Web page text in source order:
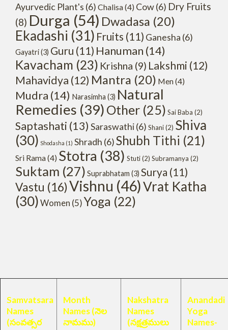
Ayurvedic Plant's (6) Chalisa(4) Cow(6) Dry Fruits
(8) Durga (54) Dwadasa (20)
Ekadashi (31) Fruits (11) Ganesha (6)
Gayatri(3) Guru (11) Hanuman (14)
Kavacham (23) Krishna (9) Lakshmi (12)
Mahavidya (12) Mantra (20) Men(4)
Mudra (14) Narasimha (3) Natural
Remedies (39) Other (25) Sai Baba (2)
Saptashati (13) Saraswathi(6) Shani(2) Shiva
(30) Shodasha (1) Shradh (6)Shubh Tithi (21)
Sri Rama(4) Stotra (38) Stuti(2) Subramanya (2)
Suktam (27) Suprabhatam (3) Surya (11)
Vastu (16)Vishnu (46)Vrat Katha
(30)Women (5)Yoga (22)
Samvatsara
Names
(సంవత్సర
Month
Names (నెల
నామము)
Nakshatra
Names
(నక్షత్రములు
Anandadi
Yoga
Names-